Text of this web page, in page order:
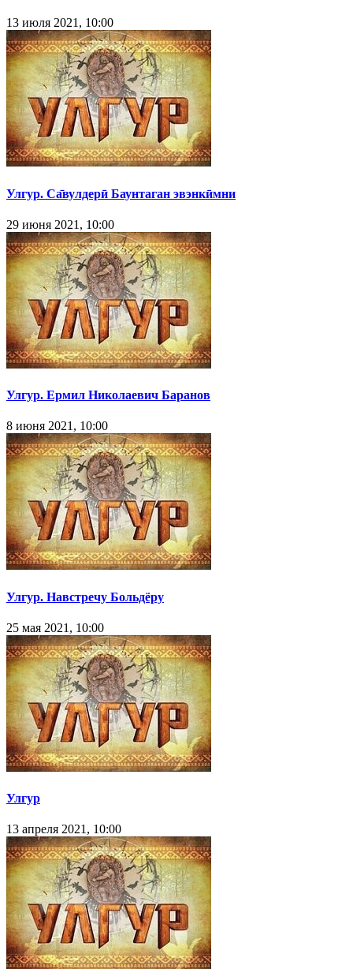
13 июля 2021, 10:00
Улгур. Са̄вулдерӣ Баунтаган эвэнкӣмни
29 июня 2021, 10:00
Улгур. Ермил Николаевич Баранов
8 июня 2021, 10:00
Улгур. Навстречу Больдёру
25 мая 2021, 10:00
Улгур
13 апреля 2021, 10:00